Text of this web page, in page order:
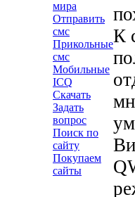
мира
Отправить
смс
Прикольные
смс
Мобильные
ICQ
Скачать
Задать
вопрос
Поиск по
сайту
Покупаем
сайты
К